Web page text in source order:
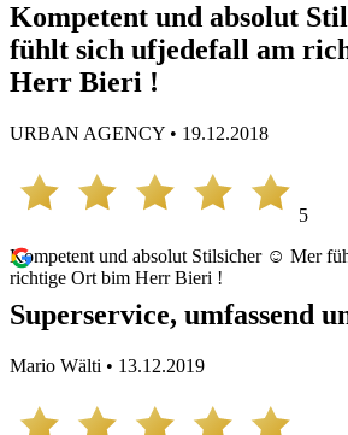
Kompetent und absolut
fühlt sich ufjedefall am
Herr Bieri !
URBAN AGENCY • 19.12.2018
5
Kompetent und absolut Stilsicher ☺️ Mer
richtige Ort bim Herr Bieri !
Superservice, umfassend
Mario Wälti • 13.12.2019